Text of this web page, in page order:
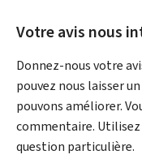
Votre avis nous
Donnez-nous votre
pouvez nous laisser
pouvons améliorer.
commentaire.
question particulière.